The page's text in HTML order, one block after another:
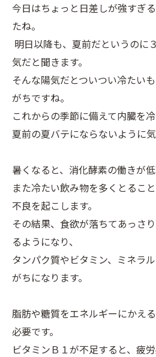
今日はちょっと日差しが強すぎ
たね。
明日以降も、夏前だというの
気だと聞きます。
そんな陽気だとついつい冷たい
がちですね。
これからの季節に備えて内臓を冷
夏前の夏バテにならないように
暑くなると、消化酵素の働きが低
また冷たい飲み物を多くとるこ
不良を起こします。
その結果、食欲が落ちてあっさ
るようになり、
タンパク質やビタミン、ミネラ
がちになります。
脂肪や糖質をエネルギーにかえ
必要です。
ビタミンＢ１が不足すると、疲